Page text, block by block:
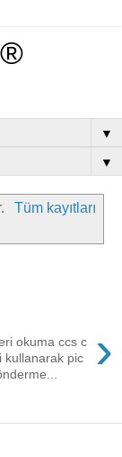
▼
▼
Tüm kayıtları
›
okuma ccs c
kullanarak pic